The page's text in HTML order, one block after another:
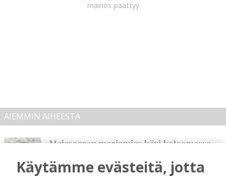
mainos päättyy
AIEMMIN AIHEESTA
Majasaaren marjamies kävi katsomassa
Tilaajille
Käytämme evästeitä, jotta